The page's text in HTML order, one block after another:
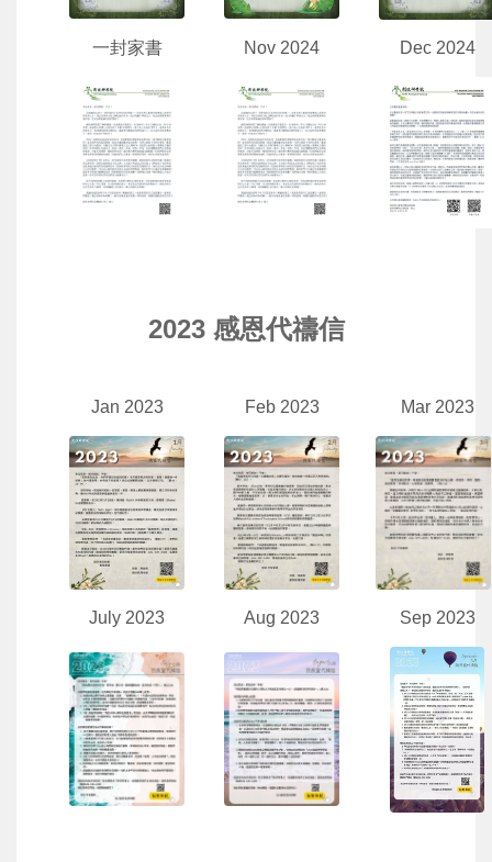
一封家書 Nov 2024 Dec 2024
2023 感恩代禱信
Jan 2023 Feb 2023 Mar 2023
July 2023 Aug 2023 Sep 2023